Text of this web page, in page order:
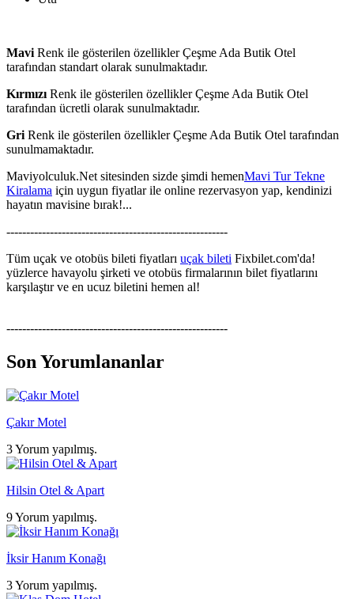
Mavi Renk ile gösterilen özellikler Çeşme Ada Butik Otel
tarafından standart olarak sunulmaktadır.
Kırmızı Renk ile gösterilen özellikler Çeşme Ada Butik Otel
tarafından ücretli olarak sunulmaktadır.
Gri Renk ile gösterilen özellikler Çeşme Ada Butik Otel tarafından
sunulmamaktadır.
Maviyolculuk.Net sitesinden sizde şimdi hemenMavi Tur Tekne
Kiralama için uygun fiyatlar ile online rezervasyon yap, kendinizi
hayatın mavisine bırak!...
--------------------------------------------------------
Tüm uçak ve otobüs bileti fiyatları uçak bileti Fixbilet.com'da!
yüzlerce havayolu şirketi ve otobüs firmalarının bilet fiyatlarını
karşılaştır ve en ucuz biletini hemen al!
--------------------------------------------------------
Son Yorumlananlar
Çakır Motel
3 Yorum yapılmış.
Hilsin Otel & Apart
9 Yorum yapılmış.
İksir Hanım Konağı
3 Yorum yapılmış.